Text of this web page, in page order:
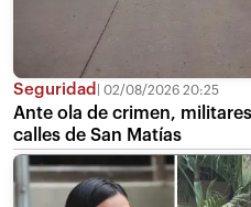
Seguridad 02/08/2026 20:25
Ante ola de crimen,
calles de San Matías